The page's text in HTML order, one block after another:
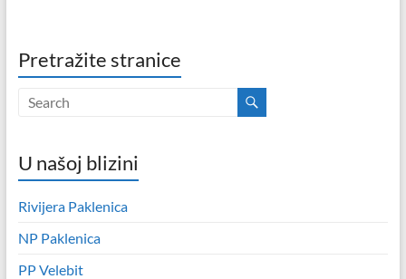
Pretražite stranice
U našoj blizini
Rivijera Paklenica
NP Paklenica
PP Velebit